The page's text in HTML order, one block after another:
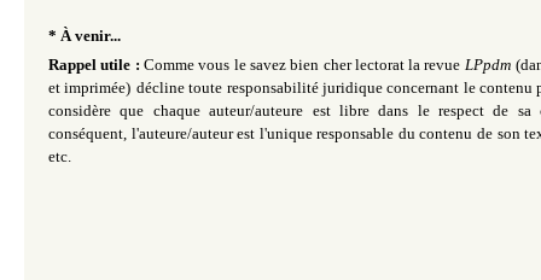
* À venir...
Rappel utile : Comme vous le savez bien cher lectorat la revue LPpdm
et imprimée) décline toute responsabilité juridique concernant le contenu
considère que chaque auteur/auteure est libre dans le respect de sa
conséquent, l'auteure/auteur est l'unique responsable du contenu de son
etc.